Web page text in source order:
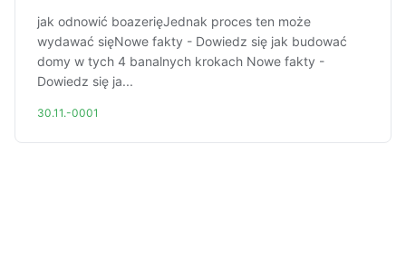
jak odnowić boazerięJednak proces ten może
wydawać sięNowe fakty - Dowiedz się jak budować
domy w tych 4 banalnych krokach Nowe fakty -
Dowiedz się ja...
30.11.-0001